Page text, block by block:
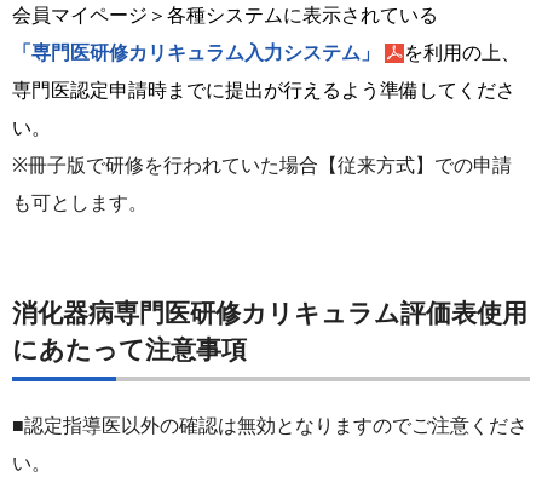
会員マイページ＞各種システムに表示されている
「専門医研修カリキュラム入力システム」
を利用の上、
専門医認定申請時までに提出が行えるよう準備してくださ
い。
※冊子版で研修を行われていた場合【従来方式】での申請
も可とします。
消化器病専門医研修カリキュラム評価表使用
にあたって注意事項
■認定指導医以外の確認は無効となりますのでご注意くださ
い。